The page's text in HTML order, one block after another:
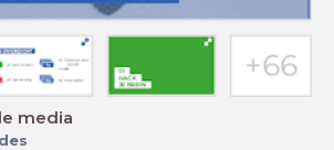
media